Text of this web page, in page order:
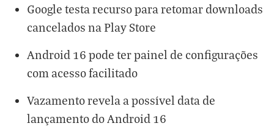
Google testa recurso para retomar downloads
cancelados na Play Store
Android 16 pode ter painel de configurações
com acesso facilitado
Vazamento revela a possível data de
lançamento do Android 16